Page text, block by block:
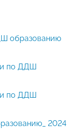
образованию
по ДДШ
по ДДШ
2024